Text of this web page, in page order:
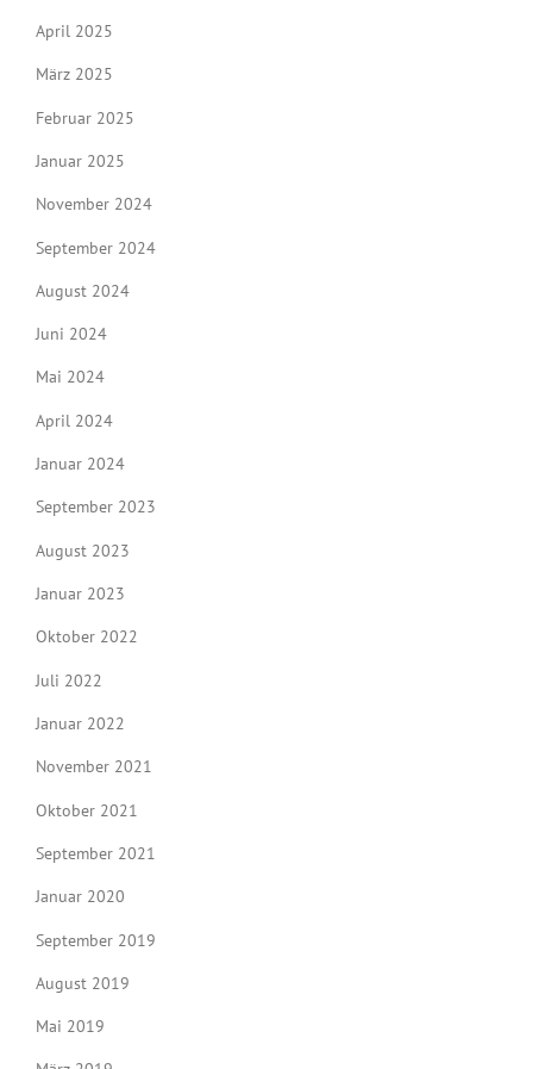
April 2025
März 2025
Februar 2025
Januar 2025
November 2024
September 2024
August 2024
Juni 2024
Mai 2024
April 2024
Januar 2024
September 2023
August 2023
Januar 2023
Oktober 2022
Juli 2022
Januar 2022
November 2021
Oktober 2021
September 2021
Januar 2020
September 2019
August 2019
Mai 2019